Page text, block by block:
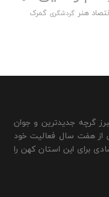
هنر گردشگری گمرک
گرچه جدیدترین و جوان
از هفت سال فعالیت خود
برای این استان کهن را